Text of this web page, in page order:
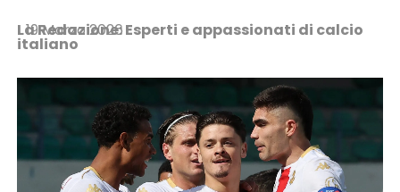
La Redazione: Esperti e appassionati di calcio
italiano
19 Marzo 2026